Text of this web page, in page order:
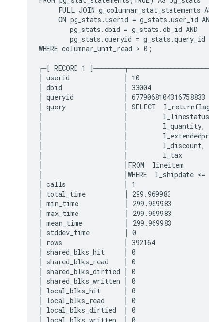
FULL JOIN g_columnar_stat_statements AS
     ON pg_stats.userid = g_stats.user_id AND
        pg_stats.dbid = g_stats.db_id AND
        pg_stats.queryid = g_stats.query_id
WHERE columnar_unit_read > 0;
┌─[ RECORD 1
│ userid              │ 10
│ dbid                │ 33004
│ queryid             │
│ query               │ SELECT
│                     │         l_linestatus,
│                     │         l_quantity,
│                     │
│                     │         l_discount,
│                     │         l_tax
│                     │FROM  lineitem
│                     │WHERE  l_shipdate <=
│ calls               │ 1
│ total_time          │ 299.969983
│ min_time            │ 299.969983
│ max_time            │ 299.969983
│ mean_time           │ 299.969983
│ stddev_time         │ 0
│ rows                │ 392164
│ shared_blks_hit     │ 0
│ shared_blks_read    │ 0
│ shared_blks_dirtied │ 0
│ shared_blks_written │ 0
│ local_blks_hit      │ 0
│ local_blks_read     │ 0
│ local_blks_dirtied  │ 0
│ local_blks_written  │ 0